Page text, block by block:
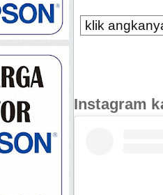
klik
Instagram